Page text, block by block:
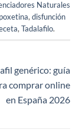
Naturales
, disfunción
, Tadalafilo.
genérico: guía
comprar online
en España 2026